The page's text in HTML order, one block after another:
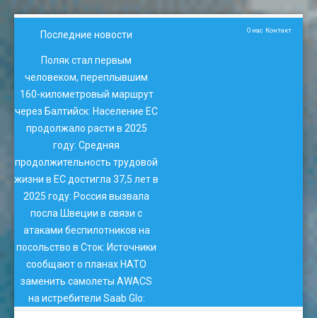
Последние новости
Поляк стал первым
человеком, переплывшим
160-километровый маршрут
через Балтийск: Население ЕС
продолжало расти в 2025
году: Средняя
продолжительность трудовой
жизни в ЕС достигла 37,5 лет в
2025 году: Россия вызвала
посла Швеции в связи с
атаками беспилотников на
посольство в Сток: Источники
сообщают о планах НАТО
заменить самолеты AWACS
на истребители Saab Glo:
О нас Контакт